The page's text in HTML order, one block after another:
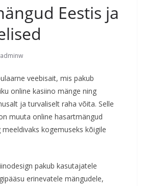
Eestis ja
veebisait, mis pakub
online kasiino mänge ning
ja turvaliselt raha võita. Selle
muuta online hasartmängud
kogemuseks kõigile
pakub kasutajatele
erinevatele mängudele,